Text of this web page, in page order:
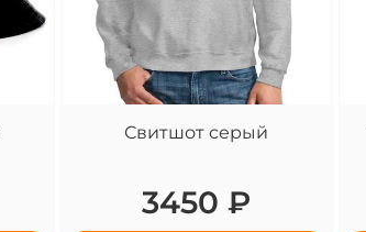
Свитшот серый
3450 ₽